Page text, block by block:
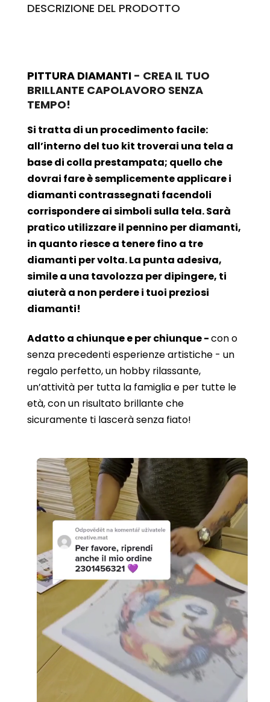
DESCRIZIONE DEL PRODOTTO
PITTURA DIAMANTI - CREA IL TUO
BRILLANTE CAPOLAVORO SENZA
TEMPO!
Si tratta di un procedimento facile:
all’interno del tuo kit troverai una tela a
base di colla prestampata; quello che
dovrai fare è semplicemente applicare i
diamanti contrassegnati facendoli
corrispondere ai simboli sulla tela. Sarà
pratico utilizzare il pennino per diamanti,
in quanto riesce a tenere fino a tre
diamanti per volta. La punta adesiva,
simile a una tavolozza per dipingere, ti
aiuterà a non perdere i tuoi preziosi
diamanti!
Adatto a chiunque e per chiunque -con o
senza precedenti esperienze artistiche - un
regalo perfetto, un hobby rilassante,
un’attività per tutta la famiglia e per tutte le
età, con un risultato brillante che
sicuramente ti lascerà senza fiato!